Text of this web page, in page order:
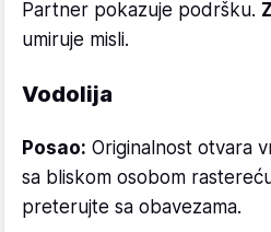
Partner pokazuje podršku.
umiruje misli.
Vodolija
Posao: Originalnost otvara
sa bliskom osobom
preterujte sa obavezama.